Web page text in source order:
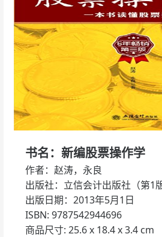
书名：新编股票操作学
作者：赵涛，永良
出版社：立信会计出版社（第1版
出版日期：2013年5月1日
ISBN: 9787542944696
商品尺寸: 25.6 x 18.4 x 3.4 cm